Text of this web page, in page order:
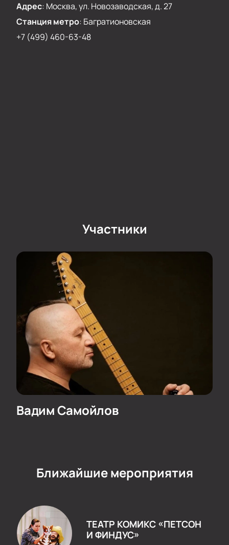
концертных залов Москвы.
Адрес: Москва, ул. Новозаводская, д. 27
Станция метро: Багратионовская
+7 (499) 460-63-48
Участники
Вадим Самойлов
Ближайшие мероприятия
ТЕАТР КОМИКС «ПЕТСОН
И ФИНДУС»